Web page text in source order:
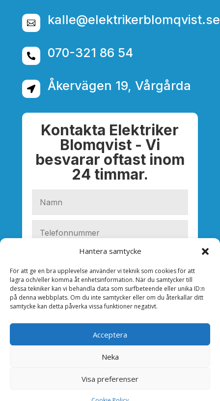
Hantera samtycke
För att ge en bra upplevelse använder vi teknik som cookies för att
lagra och/eller komma åt enhetsinformation. När du samtycker till
dessa tekniker kan vi behandla data som surfbeteende eller unika ID:n
på denna webbplats. Om du inte samtycker eller om du återkallar ditt
samtycke kan detta påverka vissa funktioner negativt.
Acceptera
Neka
Visa preferenser
 kalle@elektrikerblomqvist.se
 070-321 86 54
 Åkervägen 19, Vårgårda
Kontakta Elektriker
Blomqvist - Vi
besvarar oftast inom
24 timmar.